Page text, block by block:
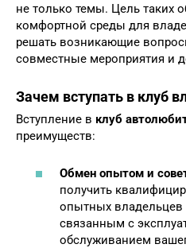
не только темы. Цель таких
комфортной среды для
решать возникающие
совместные мероприятия и
Зачем вступать в клуб
Вступление в клуб
преимуществ:
Обмен опытом и
получить
опытных
связанным с
обслуживанием